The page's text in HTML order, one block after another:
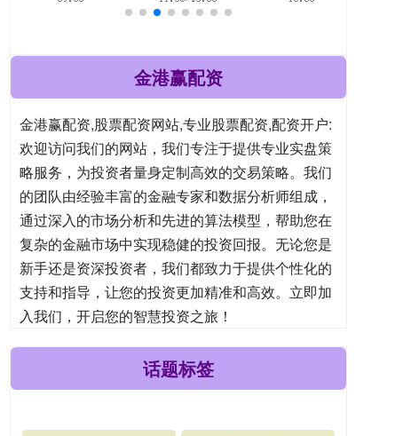
金港赢配资
金港赢配资,股票配资网站,专业股票配资,配资开户:
欢迎访问我们的网站，我们专注于提供专业实盘策
略服务，为投资者量身定制高效的交易策略。我们
的团队由经验丰富的金融专家和数据分析师组成，
通过深入的市场分析和先进的算法模型，帮助您在
复杂的金融市场中实现稳健的投资回报。无论您是
新手还是资深投资者，我们都致力于提供个性化的
支持和指导，让您的投资更加精准和高效。立即加
入我们，开启您的智慧投资之旅！
话题标签